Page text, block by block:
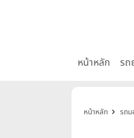
หน้าหลัก ร
หน้าหลัก รถม